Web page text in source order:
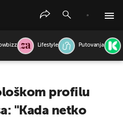
Lifestyle Putovanja
profilu
"Kada netko